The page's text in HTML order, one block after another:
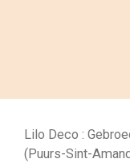
Lilo Deco :
(Puurs-Sint-